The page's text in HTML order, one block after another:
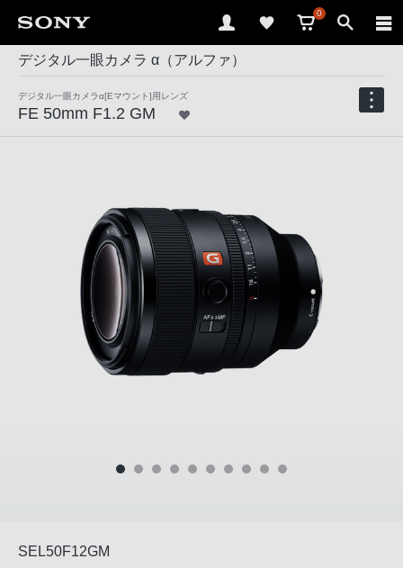
0
デジタル一眼カメラ α（アルファ）
デジタル一眼カメラα[Eマウント]用レンズ
FE 50mm F1.2 GM
SEL50F12GM